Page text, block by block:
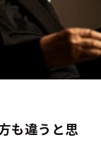
も違うと思